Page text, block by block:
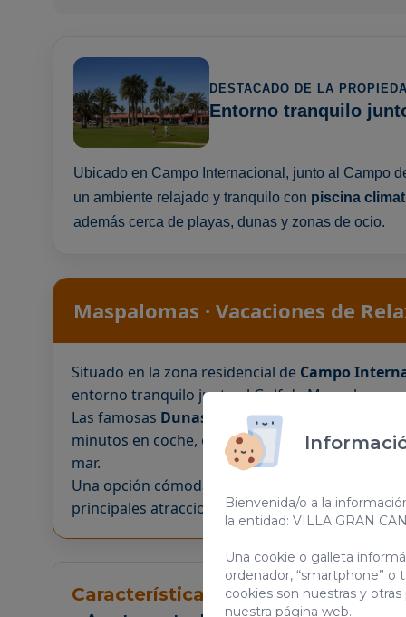
DESTACADO DE LA
Entorno tranquilo
Ubicado en Campo Internacional, junto al Campo
un ambiente relajado y tranquilo con piscina
además cerca de playas, dunas y zonas de ocio.
Maspalomas · Vacaciones de
Situado en la zona residencial de Campo
entorno tranquilo junto al Golf de Maspalomas.
Las famosas Dunas de Maspalomas
minutos en coche, ofreciendo zonas
mar.
Una opción cómoda para huéspedes que
principales atracciones turísticas.
Características del alojamiento
Bienvenida/o a la
la entidad: VILLA GRAN
Una cookie o galleta
ordenador, “smartphone” o
cookies son nuestras y
nuestra página web.